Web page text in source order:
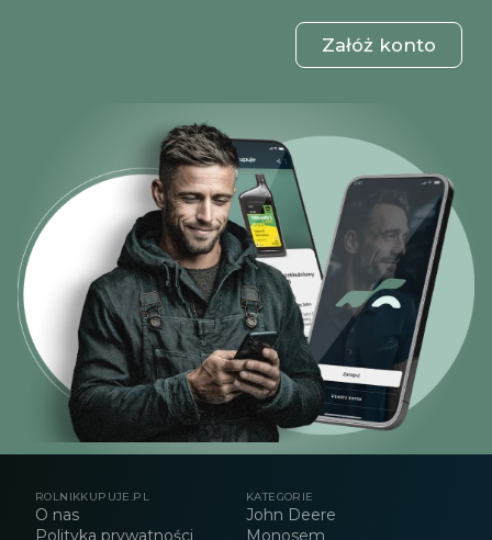
Załóż konto
ROLNIKKUPUJE.PL
O nas
Polityka prywatności
KATEGORIE
John Deere
Monosem